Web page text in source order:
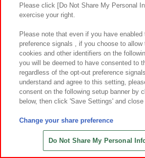
前橋店
群馬県前橋市文京町2-1-1 けやきウォーク 2F
営業時間 ： 10:00〜21:00
Please click [Do Not Share My Personal
exercise your right.
Please note that even if you have enabled
preference signals , if you choose to allow
cookies and other identifiers on the
you will be deemed to have consented to
regardless of the opt-out preference
understand and agree to this setting,
consent on the following setup banner by
below, then click 'Save Settings' and close
Change your share preference
Do Not Share My Personal